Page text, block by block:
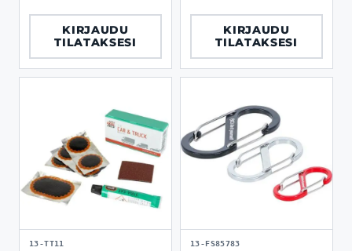
KIRJAUDU
TILATAKSESI
KIRJAUDU
TILATAKSESI
13-TT11 13-FS85783